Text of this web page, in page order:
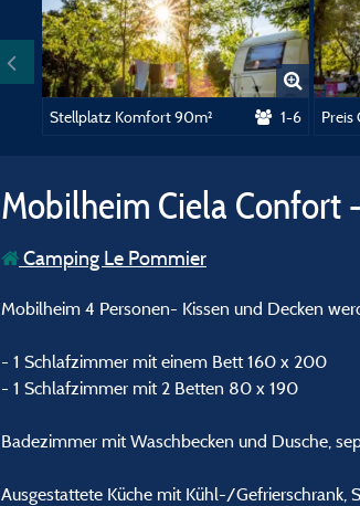
Stellplatz Komfort 90m² 1-6
Mobilheim Ciela Confort
Camping Le Pommier
Mobilheim 4 Personen- Kissen und Decken
- 1 Schlafzimmer mit einem Bett 160 x 200
- 1 Schlafzimmer mit 2 Betten 80 x 190
Badezimmer mit Waschbecken und Dusche,
Ausgestattete Küche mit Kühl-/Gefrierschrank,